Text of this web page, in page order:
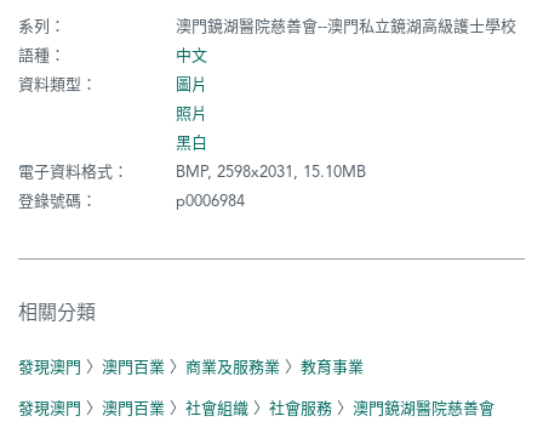
系列：
澳門鏡湖醫院慈善會--澳門私立鏡湖高級護士學校
語種：
中文
資料類型：
圖片
照片
黑白
電子資料格式：
BMP, 2598x2031, 15.10MB
登錄號碼：
p0006984
相關分類
發現澳門 〉 澳門百業 〉 商業及服務業 〉 教育事業
發現澳門 〉 澳門百業 〉 社會組織 〉 社會服務 〉 澳門鏡湖醫院慈善會